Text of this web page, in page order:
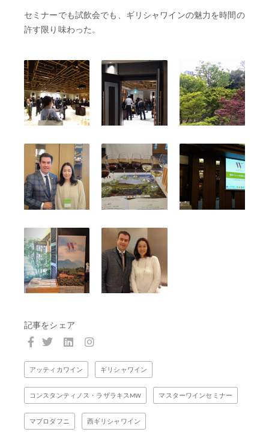
セミナーでも試飲会でも、ギリシャワインの魅力を時間の
許す限り味わった。
記事をシェア
アッティカワイン ギリシャワイン
コンスタンティノス・ラザラキスMW マスターワインセミナー
マブロダフニ 西ギリシャワイン